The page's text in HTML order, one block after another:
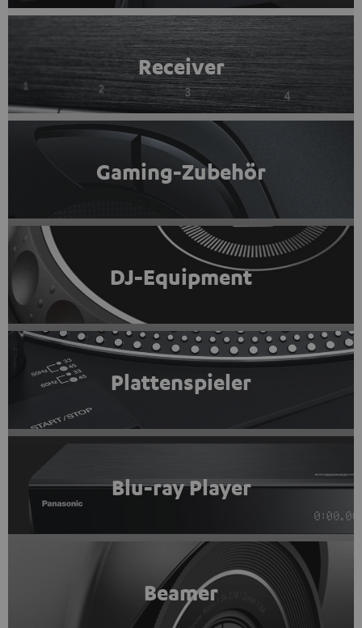
Receiver
Gaming-Zubehör
DJ-Equipment
Plattenspieler
Blu-ray Player
Beamer